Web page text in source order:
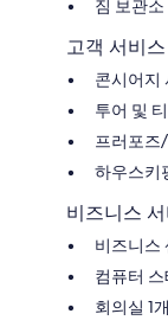
짐 보관소
고객 서비스
콘시어지
투어 및
프러포즈
하우스키
비즈니스
비즈니스
컴퓨터
회의실 1개